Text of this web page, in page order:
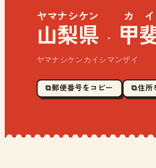
山梨県
ヤマナシケン
· 甲
カ
ヤマナシケンカイシマンザイ
⧉ 郵便番号をコピー ⧉ 住所